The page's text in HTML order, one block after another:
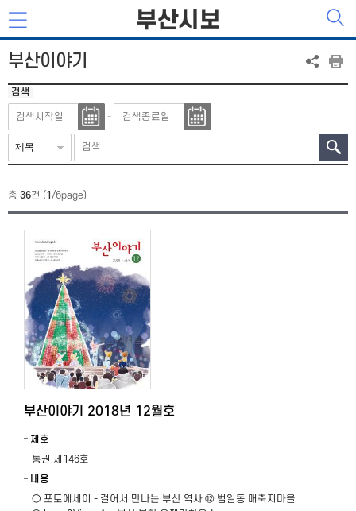
부산시보
부산이야기
검색
-
총 36건 (1 /6page)
부산이야기 2018년 12월호
제호
통권 제146호
내용
○ 포토에세이 - 걸어서 만나는 부산 역사 ⑫ 범일동 매축지마을